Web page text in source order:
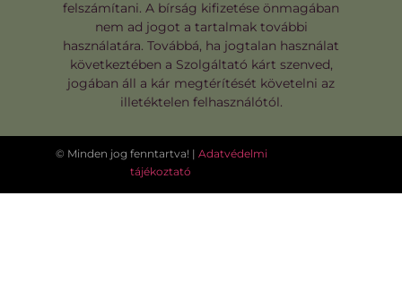
felszámítani. A bírság kifizetése önmagában
nem ad jogot a tartalmak további
használatára. Továbbá, ha jogtalan használat
következtében a Szolgáltató kárt szenved,
jogában áll a kár megtérítését követelni az
illetéktelen felhasználótól.
© Minden jog fenntartva! | Adatvédelmi
tájékoztató